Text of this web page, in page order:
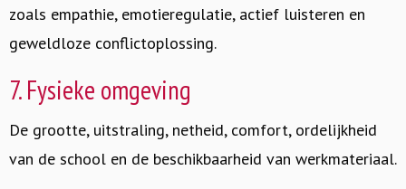
zoals empathie, emotieregulatie, actief luisteren en
geweldloze conflictoplossing.
7. Fysieke omgeving
De grootte, uitstraling, netheid, comfort, ordelijkheid
van de school en de beschikbaarheid van werkmateriaal.